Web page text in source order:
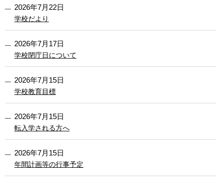
2026年7月22日
学校だより
2026年7月17日
学校閉庁日について
2026年7月15日
学校教育目標
2026年7月15日
転入学される方へ
2026年7月15日
年間計画等の行事予定